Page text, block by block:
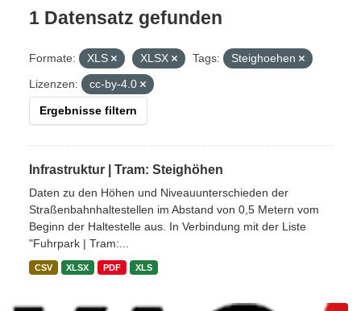
1 Datensatz gefunden
Formate: XLS XLSX Tags:
Steighoehen
Lizenzen:
cc-by-4.0
Ergebnisse filtern
Infrastruktur | Tram: Steighöhen
Daten zu den Höhen und Niveauunterschieden der
Straßenbahnhaltestellen im Abstand von 0,5 Metern vom
Beginn der Haltestelle aus. In Verbindung mit der Liste
"Fuhrpark | Tram:...
CSV XLSX PDF XLS